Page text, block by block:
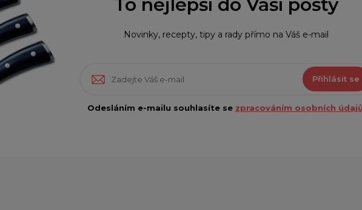
Novinky, recepty, tipy a rady přímo na Váš e-mail
Přihlásit se
Odesláním e-mailu souhlasíte se zpracováním osobních